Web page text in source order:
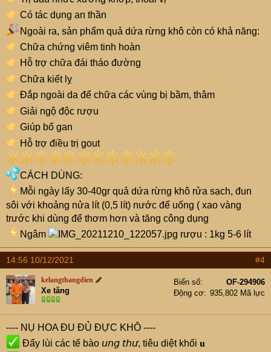
Có tác dụng an thần
Ngoài ra, sản phẩm quả dứa rừng khô còn có khả năng:
Chữa chứng viêm tinh hoàn
Hỗ trợ chữa đái tháo đường
Chữa kiết lỵ
Đắp ngoài da để chữa các vùng bị bầm, thâm
Giải ngộ độc rượu
Giúp bổ gan
Hỗ trợ điều trị gout
CÁCH DÙNG:
Mỗi ngày lấy 30-40gr quả dứa rừng khô rửa sạch, đun
sôi với khoảng nửa lít (0,5 lít) nước để uống ( xao vàng
trước khi dùng để thơm hơn và tăng công dụng
Ngâm
rượu : 1kg 5-6 lít
14:56 10/12/2021 #4
kelangthangdien
Xe tăng
Biển số
OF-294906
Động cơ
935,802 Mã lực
---- NỤ HOA ĐU ĐỦ ĐỰC KHÔ ----
Đẩy lùi các tế bào 𝘶𝘯𝘨 𝘵𝘩𝘶̛, tiêu diệt khối 𝐮